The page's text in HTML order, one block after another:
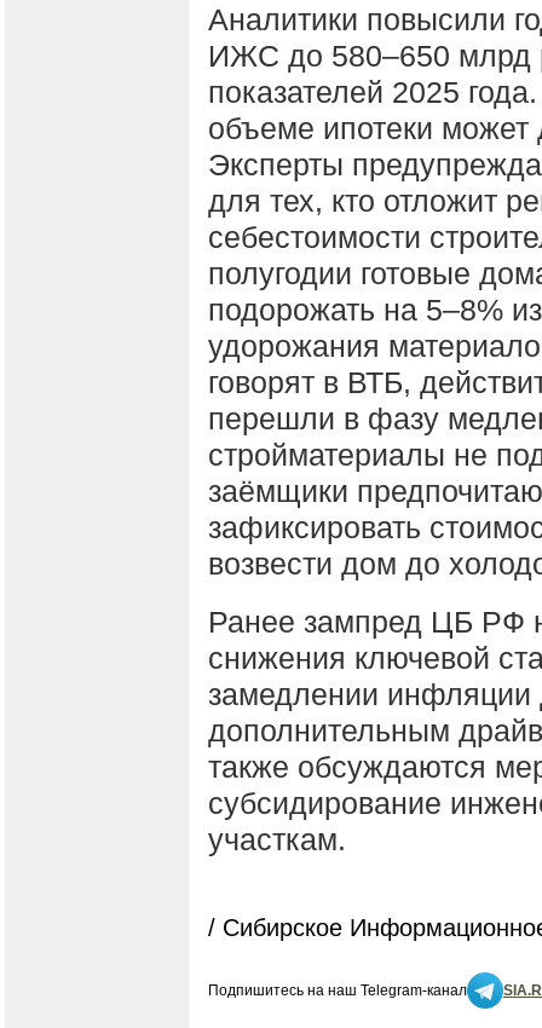
Аналитики повысили
ИЖС до 580–650 млрд
показателей 2025
объеме ипотеки может
Эксперты
для тех, кто отложит
себестоимости
полугодии готовые
подорожать на 5–8%
удорожания
говорят в ВТБ,
перешли в фазу
стройматериалы не
заёмщики
зафиксировать
возвести дом до
Ранее зампред ЦБ РФ
снижения ключевой
замедлении инфляции
дополнительным
также обсуждаются
субсидирование
участкам.
/ Сибирское
Подпишитесь на наш Telegram-канал